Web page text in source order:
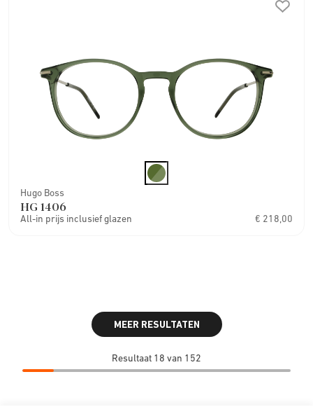
Hugo Boss
HG 1406
All-in prijs inclusief glazen € 218,00
MEER RESULTATEN
Resultaat 18 van 152